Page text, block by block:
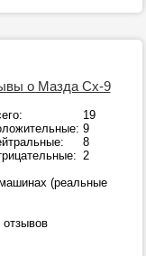
о Мазда Сх-9
19
9
8
2
(реальные
отзывов